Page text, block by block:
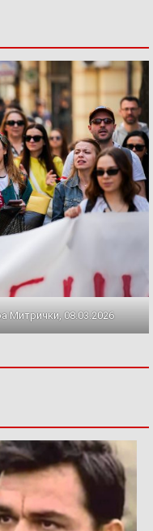
08.03.2026